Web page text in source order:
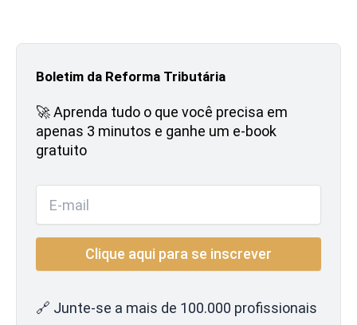
Boletim da Reforma Tributária
🚀 Aprenda tudo o que você precisa em
apenas 3 minutos e ganhe um e-book
gratuito
🔗 Junte-se a mais de 100.000 profissionais